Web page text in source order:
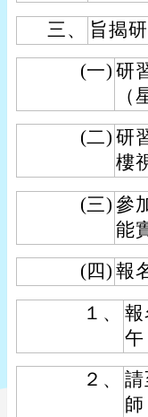
三、
旨揭
(一) 研
(二) 研
樓
(三) 參
能
(四) 報
１、
午
２、